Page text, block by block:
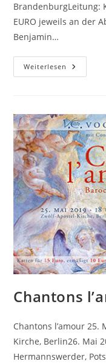
BrandenburgLeitung:
EURO jeweils an der
Benjamin…
Weiterlesen
Carols
Chantons
Chantons l’amour 25.
Kirche, Berlin26. Mai
Hermannswerder,